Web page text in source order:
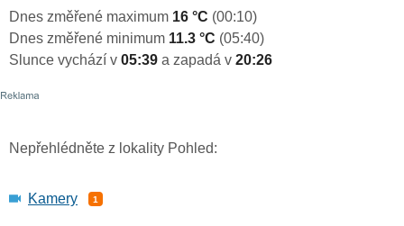
Dnes změřené maximum 16 °C (00:10)
Dnes změřené minimum 11.3 °C (05:40)
Slunce vychází v 05:39 a zapadá v 20:26
Nepřehlédněte z lokality Pohled:
Kamery 1